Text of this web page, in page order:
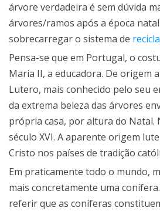
árvore verdadeira é sem dúvida
árvores/ramos após a época
sobrecarregar o sistema de
Pensa-se que em Portugal, o
Maria II, a educadora. De origem
Lutero, mais conhecido pelo seu
da extrema beleza das árvores
própria casa, por altura do Natal.
século XVI. A aparente origem
Cristo nos países de tradição
Em praticamente todo o mundo,
mais concretamente uma
referir que as coníferas